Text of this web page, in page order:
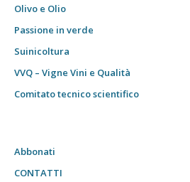
Olivo e Olio
Passione in verde
Suinicoltura
VVQ – Vigne Vini e Qualità
Comitato tecnico scientifico
Abbonati
CONTATTI